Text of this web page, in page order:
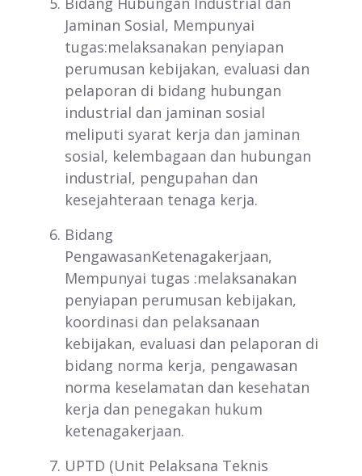
Jaminan Sosial, Mempunyai
tugas:melaksanakan penyiapan
perumusan kebijakan, evaluasi dan
pelaporan di bidang hubungan
industrial dan jaminan sosial
meliputi syarat kerja dan jaminan
sosial, kelembagaan dan hubungan
industrial, pengupahan dan
kesejahteraan tenaga kerja.
Bidang
PengawasanKetenagakerjaan,
Mempunyai tugas :melaksanakan
penyiapan perumusan kebijakan,
koordinasi dan pelaksanaan
kebijakan, evaluasi dan pelaporan di
bidang norma kerja, pengawasan
norma keselamatan dan kesehatan
kerja dan penegakan hukum
ketenagakerjaan.
UPTD (Unit Pelaksana Teknis